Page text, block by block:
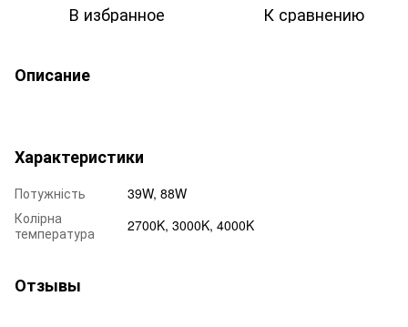
В избранное К сравнению
Описание
Характеристики
Потужність
39W, 88W
Колірна
температура
2700K, 3000K, 4000K
Отзывы